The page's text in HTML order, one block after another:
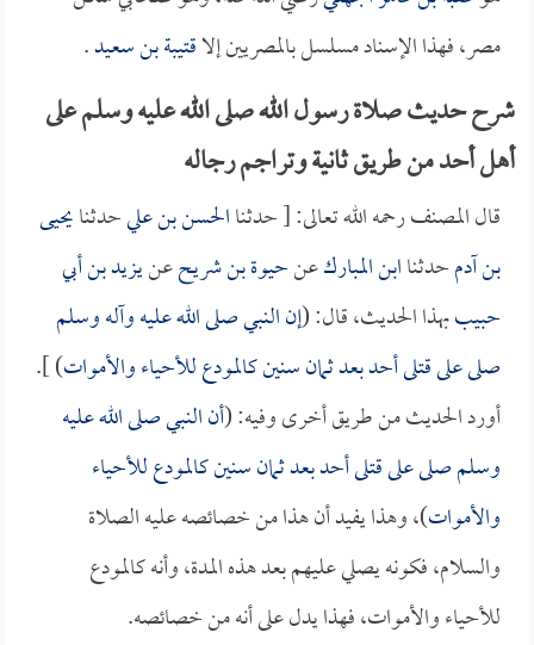
مصر، فهذا الإسناد مسلسل بالمصريين إلاقتيبة بن سعيد.
شرح حديث صلاة رسول الله صلى الله عليه وسلم على
أهل أحد من طريق ثانية وتراجم رجاله
قال المصنف رحمه الله تعالى: [ حدثناالحسن بن عليحدثنايحيى
بن آدمحدثناابن المباركعنحيوة بن شريحعنيزيد بن أبي
حبيببهذا الحديث، قال: (إن النبي صلى الله عليه وآله وسلم
صلى على قتلى أحد بعد ثمان سنين كالمودع للأحياء والأموات) ].
أورد الحديث من طريق أخرى وفيه: (أن النبي صلى الله عليه
وسلم صلى على قتلى أحد بعد ثمان سنين كالمودع للأحياء
والأموات)، وهذا يفيد أن هذا من خصائصه عليه الصلاة
والسلام، فكونه يصلي عليهم بعد هذه المدة، وأنه كالمودع
للأحياء والأموات، فهذا يدل على أنه من خصائصه.